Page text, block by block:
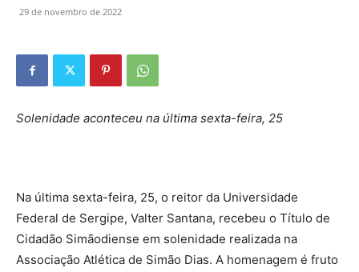
29 de novembro de 2022
Solenidade aconteceu na última sexta-feira, 25
Na última sexta-feira, 25, o reitor da Universidade
Federal de Sergipe, Valter Santana, recebeu o Título de
Cidadão Simãodiense em solenidade realizada na
Associação Atlética de Simão Dias. A homenagem é fruto